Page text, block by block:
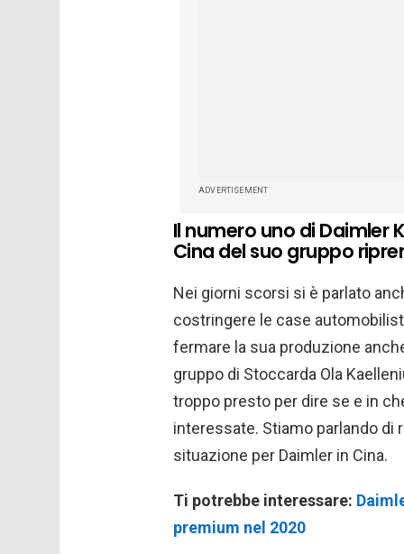
ADVERTISEMENT
Il numero uno di Daimler
Cina del suo gruppo
Nei giorni scorsi si è parlato
costringere le case
fermare la sua produzione
gruppo di Stoccarda Ola
troppo presto per dire se e in
interessate. Stiamo parlando di
situazione per Daimler in Cina.
Ti potrebbe interessare:
premium nel 2020